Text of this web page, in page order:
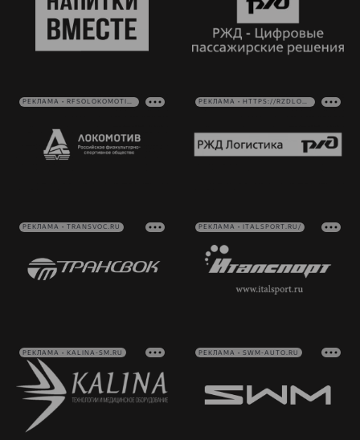
РЕКЛАМА • RFSOLOKOMOTIV.RU РЕКЛАМА • HTTPS://RZDLOG.RU/
РЕКЛАМА • TRANSVOC.RU РЕКЛАМА • ITALSPORT.RU/
РЕКЛАМА • KALINA-SM.RU РЕКЛАМА • SWM-AUTO.RU